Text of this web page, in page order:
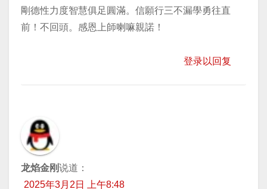
剛德性力度智慧俱足圓滿。信願行三不漏學勇往直
前！不回頭。感恩上師喇嘛親諾！
登录以回复
龙焰金刚说道：
2025年3月2日 上午8:48